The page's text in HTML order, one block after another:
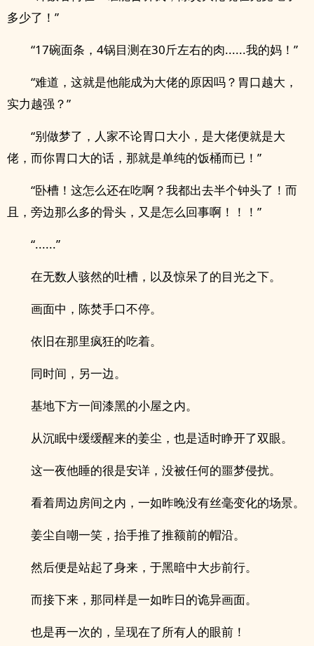
多少了！”
“17碗面条，4锅目测在30斤左右的肉......我的妈！”
“难道，这就是他能成为大佬的原因吗？胃口越大，
实力越强？”
“别做梦了，人家不论胃口大小，是大佬便就是大
佬，而你胃口大的话，那就是单纯的饭桶而已！”
“卧槽！这怎么还在吃啊？我都出去半个钟头了！而
且，旁边那么多的骨头，又是怎么回事啊！！！”
“......”
在无数人骇然的吐槽，以及惊呆了的目光之下。
画面中，陈焚手口不停。
依旧在那里疯狂的吃着。
同时间，另一边。
基地下方一间漆黑的小屋之内。
从沉眠中缓缓醒来的姜尘，也是适时睁开了双眼。
这一夜他睡的很是安详，没被任何的噩梦侵扰。
看着周边房间之内，一如昨晚没有丝毫变化的场景。
姜尘自嘲一笑，抬手推了推额前的帽沿。
然后便是站起了身来，于黑暗中大步前行。
而接下来，那同样是一如昨日的诡异画面。
也是再一次的，呈现在了所有人的眼前！